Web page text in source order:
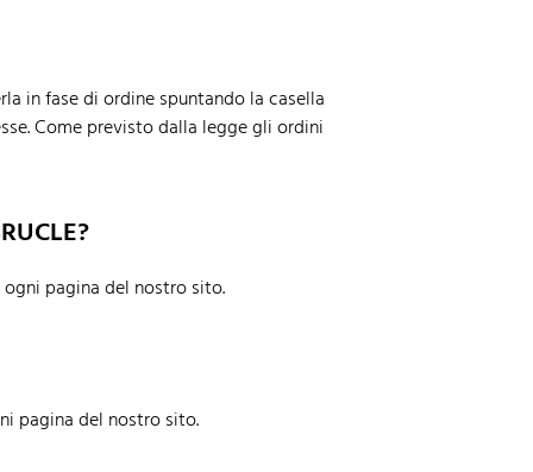
in fase di ordine spuntando la casella
Come previsto dalla legge gli ordini
pagina del nostro sito.
pagina del nostro sito.